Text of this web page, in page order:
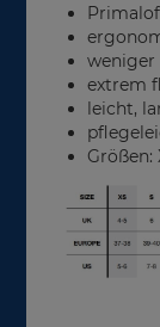
weniger
extrem
leicht,
Größen: